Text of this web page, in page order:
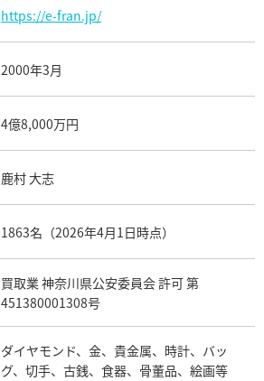
https://e-fran.jp/
2000年3月
4億8,000万円
鹿村 大志
1863名（2026年4月1日時点）
買取業 神奈川県公安委員会 許可 第
451380001308号
ダイヤモンド、金、貴金属、時計、バッ
グ、切手、古銭、食器、骨董品、絵画等